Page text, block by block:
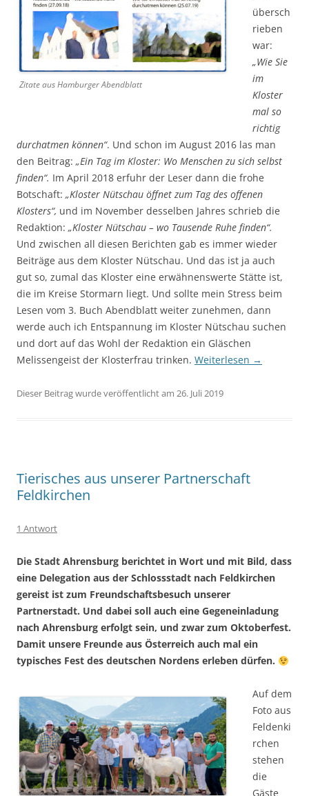
Zitate aus Hamburger Abendblatt
übersch
rieben
war:
„Wie Sie
im
Kloster
mal so
richtig
durchatmen können“. Und schon im August 2016 las man
den Beitrag: „Ein Tag im Kloster: Wo Menschen zu sich selbst
finden“. Im April 2018 erfuhr der Leser dann die frohe
Botschaft: „Kloster Nütschau öffnet zum Tag des offenen
Klosters“, und im November desselben Jahres schrieb die
Redaktion: „Kloster Nütschau – wo Tausende Ruhe finden“.
Und zwischen all diesen Berichten gab es immer wieder
Beiträge aus dem Kloster Nütschau. Und das ist ja auch
gut so, zumal das Kloster eine erwähnenswerte Stätte ist,
die im Kreise Stormarn liegt. Und sollte mein Stress beim
Lesen vom 3. Buch Abendblatt weiter zunehmen, dann
werde auch ich Entspannung im Kloster Nütschau suchen
und dort auf das Wohl der Redaktion ein Gläschen
Melissengeist der Klosterfrau trinken. Weiterlesen →
Dieser Beitrag wurde veröffentlicht am 26. Juli 2019
Tierisches aus unserer Partnerschaft
Feldkirchen
1 Antwort
Die Stadt Ahrensburg berichtet in Wort und mit Bild, dass
eine Delegation aus der Schlossstadt nach Feldkirchen
gereist ist zum Freundschaftsbesuch unserer
Partnerstadt. Und dabei soll auch eine Gegeneinladung
nach Ahrensburg erfolgt sein, und zwar zum Oktoberfest.
Damit unsere Freunde aus Österreich auch mal ein
typisches Fest des deutschen Nordens erleben dürfen.
Auf dem
Foto aus
Feldenki
rchen
stehen
die
Gäste